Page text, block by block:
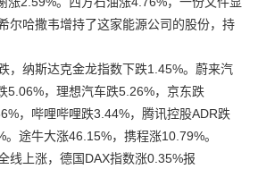
尔哈撒韦增持了这家能源公司的股份，持
纳斯达克金龙指数下跌1.45%。蔚来汽
5.06%，理想汽车跌5.26%，京东跌
，哔哩哔哩跌3.44%，腾讯控股ADR跌
途牛大涨46.15%，携程涨10.79%。
上涨，德国DAX指数涨0.35%报